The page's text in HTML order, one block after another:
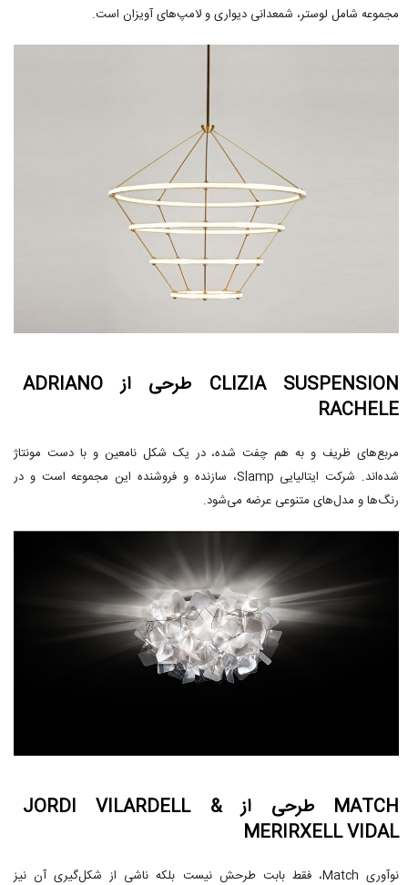
مجموعه شامل لوستر، شمعدانی دیواری و لامپ‌های آویزان است.
CLIZIA SUSPENSION طرحی از ADRIANO
RACHELE
مربع‌های ظریف و به هم چفت شده، در یک شکل نامعین و با دست مونتاژ
شده‌اند. شرکت ایتالیایی Slamp، سازنده و فروشنده این مجموعه است و در
رنگ‌ها و مدل‌های متنوعی عرضه می‌شود.
MATCH طرحی از JORDI VILARDELL &
MERIRXELL VIDAL
نوآوری Match، فقط بابت طرحش نیست بلکه ناشی از شکل‌گیری آن نیز